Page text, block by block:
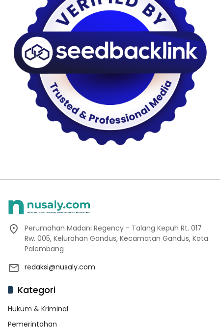
Perumahan Madani Regency - Talang Kepuh Rt. 017
Rw. 005, Kelurahan Gandus, Kecamatan Gandus, Kota
Palembang
redaksi@nusaly.com
Kategori
Hukum & Kriminal
Pemerintahan